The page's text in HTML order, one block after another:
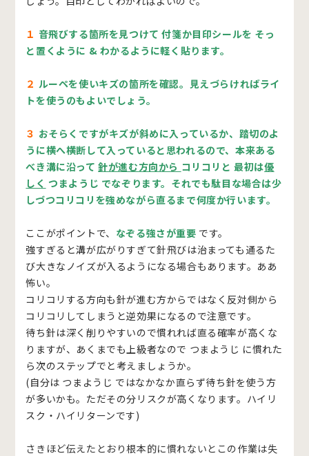
１ 音飛びする箇所を見つけて 付箋か目印シールを そっ
と置くように & わかるように軽く貼ります。
２ ルーペを使いキズの箇所を確認。見えづらければライ
トを使うのもよいでしょう。
３ おそらくですがキズが斜めに入っているか、踏切のよ
うに横へ横断して入っていると思われるので、本来ある
べき溝に沿って針が進む方向から コリコリと 最初は優
しく つまようじ でなぞります。それでも駄目な場合は少
しづつコリコリを強めながら直るまで何度か行います。
ここがポイントで、 なぞる強さが重要 です。
強すぎると溝が広がりすぎて針飛びは治まっても通るた
び大きなノイズが入るようになる場合もあります。ああ
怖い。
コリコリする方向も針が進む方からではなく反対側から
コリコリしてしまうと逆効果になるので注意です。
待ち針は深く削りやすいので慣れれば直る確率が高くな
りますが、あくまでも上級者なので つまようじ に慣れた
ら次のステップでと考えましょうか。
(自分は つまようじ ではなかなか直らず待ち針を使う方
が多いかも。ただその分リスクが高くなります。ハイリ
スク・ハイリターンです)
さきほど伝えたとおり根本的に慣れないとこの作業は失